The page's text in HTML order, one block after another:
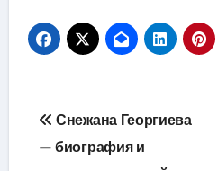
Навигация
по
Снежана Георгиева
— биография и